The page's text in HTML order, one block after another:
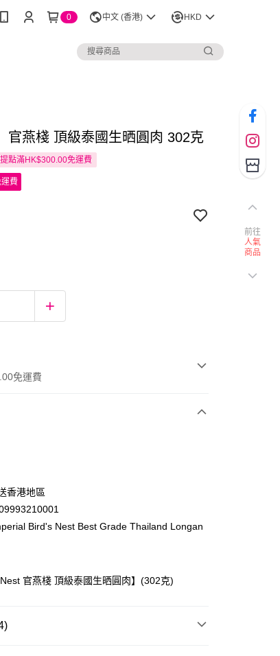
0 中文 (香港) HKD
官燕棧 頂級泰國生晒圓肉 302克
點滿HK$300.00免運費
費
免運費
貨後1-3個工作天送達
香港地區
Bird's Nest Best Grade Thailand Longan
Nest 官燕棧 頂級泰國生晒圓肉】(302克)
前往
人氣
商品